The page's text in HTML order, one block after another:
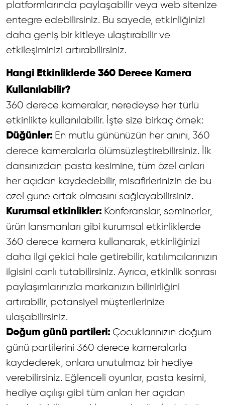
platformlarında paylaşabilir veya web sitenize
entegre edebilirsiniz. Bu sayede, etkinliğinizi
daha geniş bir kitleye ulaştırabilir ve
etkileşiminizi artırabilirsiniz.
Hangi Etkinliklerde 360 Derece Kamera
Kullanılabilir?
360 derece kameralar, neredeyse her türlü
etkinlikte kullanılabilir. İşte size birkaç örnek:
Düğünler:En mutlu gününüzün her anını, 360
derece kameralarla ölümsüzleştirebilirsiniz. İlk
dansınızdan pasta kesimine, tüm özel anları
her açıdan kaydedebilir, misafirlerinizin de bu
özel güne ortak olmasını sağlayabilirsiniz.
Kurumsal etkinlikler:Konferanslar, seminerler,
ürün lansmanları gibi kurumsal etkinliklerde
360 derece kamera kullanarak, etkinliğinizi
daha ilgi çekici hale getirebilir, katılımcılarınızın
ilgisini canlı tutabilirsiniz. Ayrıca, etkinlik sonrası
paylaşımlarınızla markanızın bilinirliğini
artırabilir, potansiyel müşterilerinize
ulaşabilirsiniz.
Doğum günü partileri:Çocuklarınızın doğum
günü partilerini 360 derece kameralarla
kaydederek, onlara unutulmaz bir hediye
verebilirsiniz. Eğlenceli oyunlar, pasta kesimi,
hediye açılışı gibi tüm anları her açıdan